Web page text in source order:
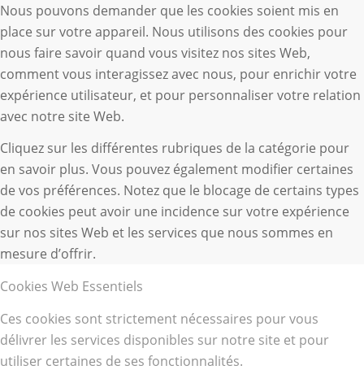
Nous pouvons demander que les cookies soient mis en
place sur votre appareil. Nous utilisons des cookies pour
nous faire savoir quand vous visitez nos sites Web,
comment vous interagissez avec nous, pour enrichir votre
expérience utilisateur, et pour personnaliser votre relation
avec notre site Web.
Cliquez sur les différentes rubriques de la catégorie pour
en savoir plus. Vous pouvez également modifier certaines
de vos préférences. Notez que le blocage de certains types
de cookies peut avoir une incidence sur votre expérience
sur nos sites Web et les services que nous sommes en
mesure d’offrir.
Cookies Web Essentiels
Ces cookies sont strictement nécessaires pour vous
délivrer les services disponibles sur notre site et pour
utiliser certaines de ses fonctionnalités.